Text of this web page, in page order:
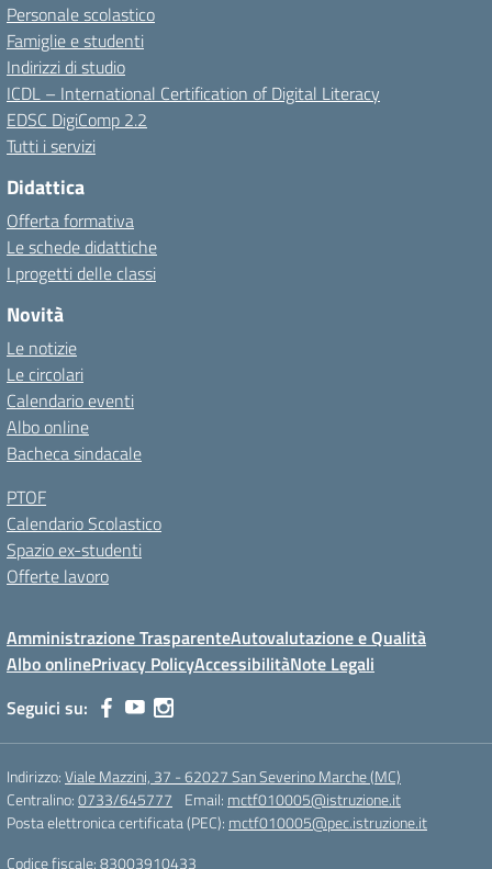
Personale scolastico
Famiglie e studenti
Indirizzi di studio
ICDL – International Certification of Digital Literacy
EDSC DigiComp 2.2
Tutti i servizi
Didattica
Offerta formativa
Le schede didattiche
I progetti delle classi
Novità
Le notizie
Le circolari
Calendario eventi
Albo online
Bacheca sindacale
PTOF
Calendario Scolastico
Spazio ex-studenti
Offerte lavoro
Amministrazione TrasparenteAutovalutazione e Qualità
Albo onlinePrivacy PolicyAccessibilitàNote Legali
Seguici su:
Indirizzo:Viale Mazzini, 37 - 62027 San Severino Marche (MC)
Centralino:0733/645777 Email: mctf010005@istruzione.it
Posta elettronica certificata (PEC): mctf010005@pec.istruzione.it
Codice fiscale: 83003910433